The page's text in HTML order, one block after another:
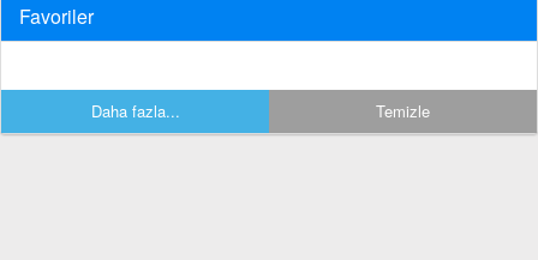
Favoriler
Daha fazla... Temizle